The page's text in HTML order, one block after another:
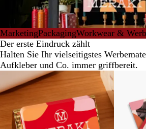
MarketingPackagingWorkwear &
Der erste Eindruck zählt
Halten Sie Ihr vielseitigstes
Aufkleber und Co. immer griffbereit.